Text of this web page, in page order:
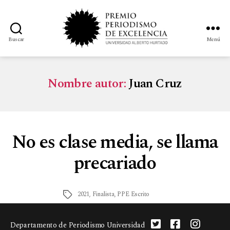
Buscar Menú
Nombre autor:Juan Cruz
No es clase media, se llama
precariado
2021, Finalista, PPE Escrito
Departamento de Periodismo Universidad